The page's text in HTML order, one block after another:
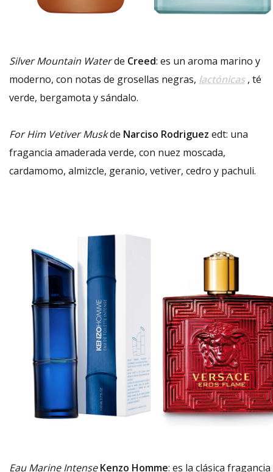
Silver Mountain Waterde Creed: es un aroma marino y
moderno, con notas de grosellas negras, lactónicas, té
verde, bergamota y sándalo.
For Him Vetiver Muskde Narciso Rodriguez edt: una
fragancia amaderada verde, con nuez moscada,
cardamomo, almizcle, geranio, vetiver, cedro y pachuli.
Eau Marine Intense Kenzo Homme: es la clásica fragancia